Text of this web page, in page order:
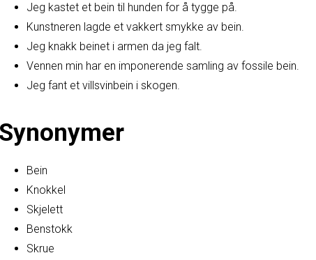
Jeg kastet et bein til hunden for å tygge på.
Kunstneren lagde et vakkert smykke av bein.
Jeg knakk beinet i armen da jeg falt.
Vennen min har en imponerende samling av fossile bein.
Jeg fant et villsvinbein i skogen.
Synonymer
Bein
Knokkel
Skjelett
Benstokk
Skrue